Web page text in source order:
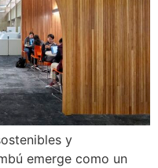
y
emerge como un